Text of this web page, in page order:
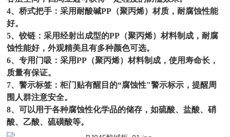
4、桥式把手：采用耐酸碱PP（聚丙烯）材质，耐腐蚀性能
好。
5、铰链：采用经射出成型的PP（聚丙烯）材料制成，耐腐
蚀性能好，外观精美且有多种颜色可选。
6、专用门吸：采用PP（聚丙烯）材料制成，使用寿命长，
质量有保证。
7、警示标签：柜门贴有醒目的“腐蚀性"警示标示，提醒周
围人群注意安全。
8、可以用于各种腐蚀性化学品的储存，如硫酸、盐酸、硝
酸、乙酸、硫磺酸等。